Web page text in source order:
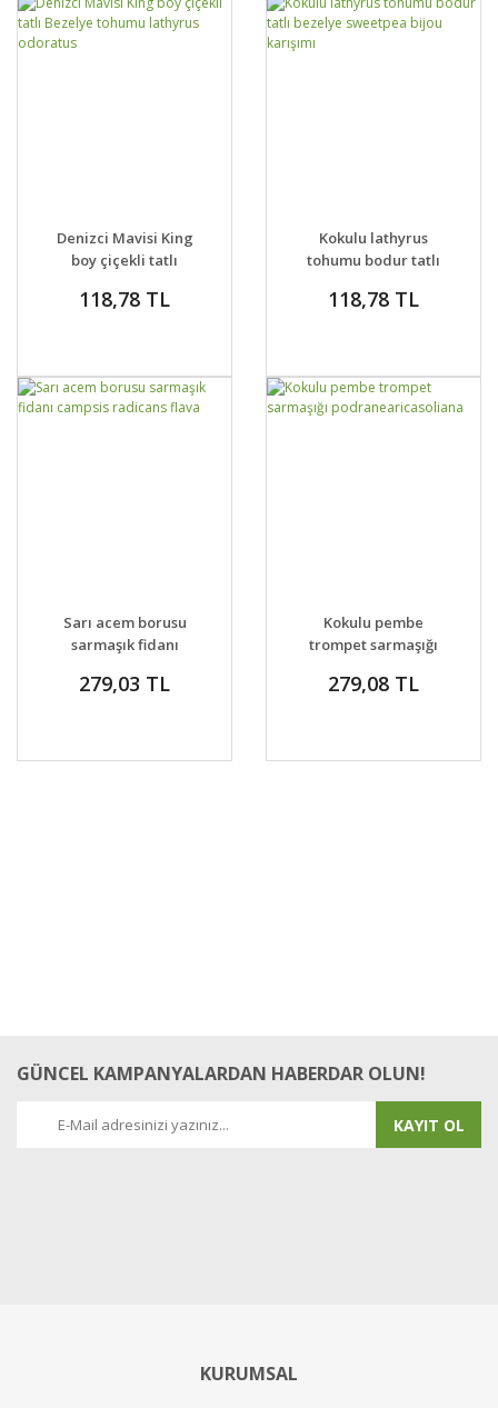
DETAYLAR SEPETE EKLE
Denizci Mavisi King
boy çiçekli tatlı
lathyrus odoratus
118,78 TL
DETAYLAR SEPETE EKLE
Kokulu lathyrus
tohumu bodur tatlı
bijou karışımı
118,78 TL
DETAYLAR
VER
Sarı acem borusu
sarmaşık fidanı
flava
279,03 TL
DETAYLAR
VER
Kokulu pembe
trompet sarmaşığı
279,08 TL
GÜNCEL KAMPANYALARDAN HABERDAR OLUN!
KAYIT OL
KURUMSAL